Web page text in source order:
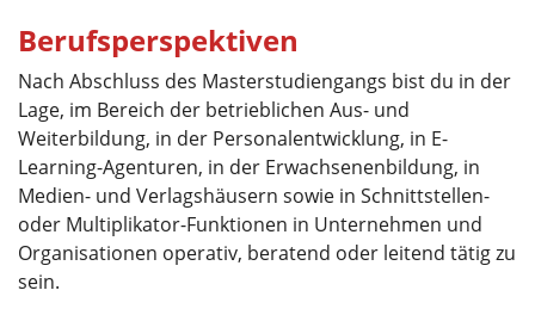
Berufsperspektiven
Nach Abschluss des Masterstudiengangs bist du in der
Lage, im Bereich der betrieblichen Aus- und
Weiterbildung, in der Personalentwicklung, in E-
Learning-Agenturen, in der Erwachsenenbildung, in
Medien- und Verlagshäusern sowie in Schnittstellen-
oder Multiplikator-Funktionen in Unternehmen und
Organisationen operativ, beratend oder leitend tätig zu
sein.